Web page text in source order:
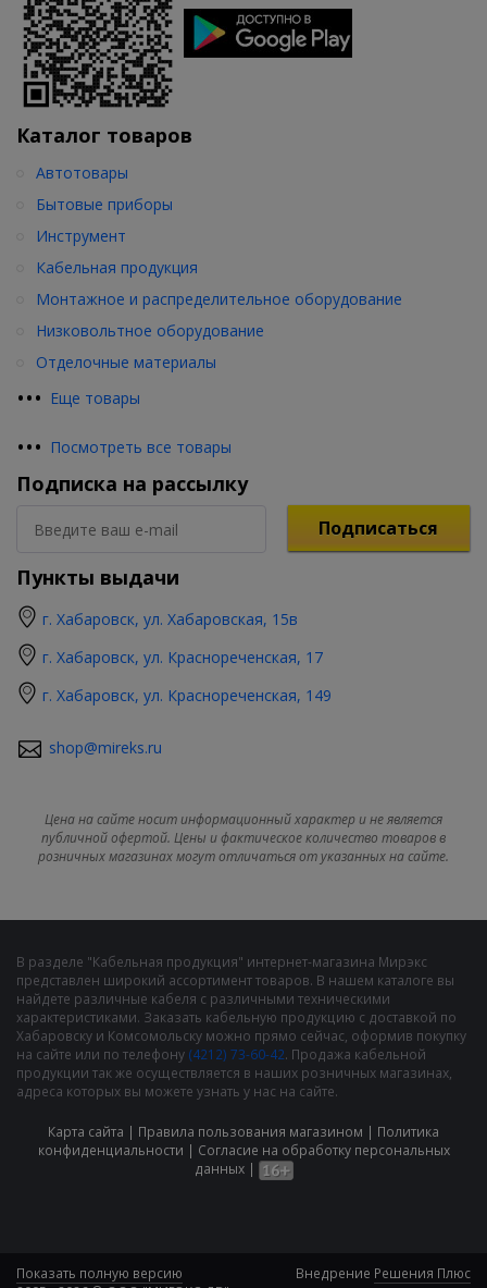
Каталог товаров
••• Еще товары
Автотовары
Бытовые приборы
Инструмент
Кабельная продукция
Монтажное и распределительное оборудование
Низковольтное оборудование
Отделочные материалы
••• Посмотреть все товары
Подписка на рассылку
Подписаться
Пункты выдачи
г. Хабаровск, ул. Хабаровская, 15в
г. Хабаровск, ул. Краснореченская, 17
г. Хабаровск, ул. Краснореченская, 149
shop@mireks.ru
Цена на сайте носит информационный характер и не является
публичной офертой. Цены и фактическое количество товаров в
розничных магазинах могут отличаться от указанных на сайте.
В разделе "Кабельная продукция" интернет-магазина Мирэкс
представлен широкий ассортимент товаров. В нашем каталоге вы
найдете различные кабеля с различными техническими
характеристиками. Заказать кабельную продукцию с доставкой по
Хабаровску и Комсомольску можно прямо сейчас, оформив покупку
на сайте или по телефону (4212) 73-60-42. Продажа кабельной
продукции так же осуществляется в наших розничных магазинах,
адреса которых вы можете узнать у нас на сайте.
Карта сайта | Правила пользования магазином | Политика
конфиденциальности | Cогласие на обработку персональных
данных|
Показать полную версию
Внедрение Решения Плюс